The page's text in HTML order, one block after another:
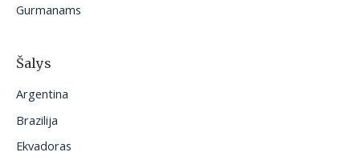
Gurmanams
Šalys
Argentina
Brazilija
Ekvadoras